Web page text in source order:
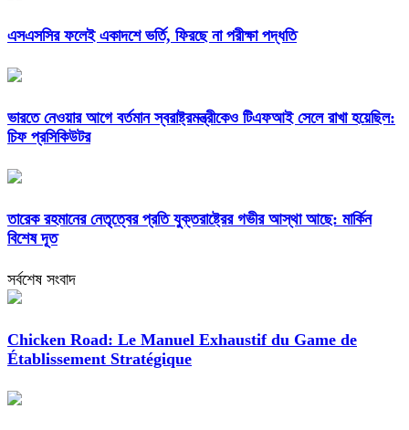
এসএসসির ফলেই একাদশে ভর্তি, ফিরছে না পরীক্ষা পদ্ধতি
ভারতে নেওয়ার আগে বর্তমান স্বরাষ্ট্রমন্ত্রীকেও টিএফআই সেলে রাখা হয়েছিল:
চিফ প্রসিকিউটর
তারেক রহমানের নেতৃত্বের প্রতি যুক্তরাষ্ট্রের গভীর আস্থা আছে: মার্কিন
বিশেষ দূত
সর্বশেষ সংবাদ
Chicken Road: Le Manuel Exhaustif du Game de
Établissement Stratégique